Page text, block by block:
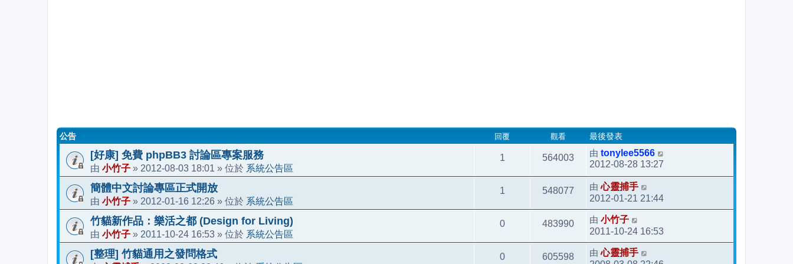
公告 回覆 觀看 最後發表
[好康] 免費 phpBB3 討論區專案服務
由 小竹子 » 2012-08-03 18:01 » 位於 系統公告區
1 564003 由 tonylee5566
2012-08-28 13:27
簡體中文討論專區正式開放
由 小竹子 » 2012-01-16 12:26 » 位於 系統公告區
1 548077 由心靈捕手
2012-01-21 21:44
竹貓新作品：樂活之都 (Design for Living)
由 小竹子 » 2011-10-24 16:53 » 位於 系統公告區
0 483990 由 小竹子
2011-10-24 16:53
[整理] 竹貓通用之發問格式 0 605598 由心靈捕手